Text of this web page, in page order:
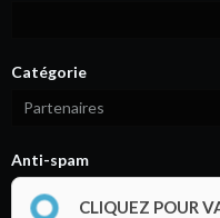
Catégorie
Anti-spam
CLIQUEZ POUR